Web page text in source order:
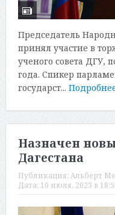
Председатель
принял участие в
ученого совета ДГУ,
года. Спикер
государст...
Назначен
Дагестана
Публикация: Альберт
Дата: 10 июля, 2023 в